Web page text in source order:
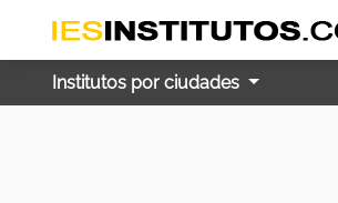
Institutos por ciudades